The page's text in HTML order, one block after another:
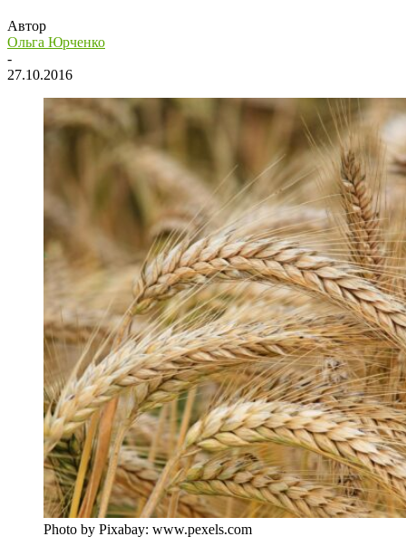
Автор
Ольга Юрченко
-
27.10.2016
Photo by Pixabay: www.pexels.com